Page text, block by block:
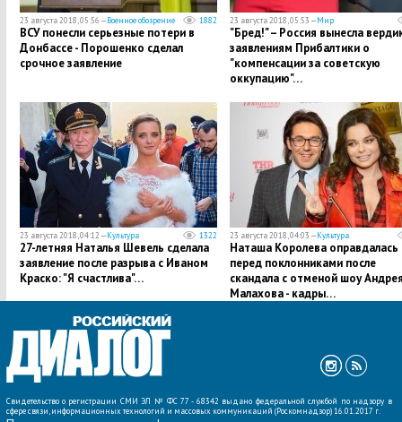
23 августа 2018, 05:56 —Военное обозрение 1882
ВСУ понесли серьезные потери в
Донбассе - Порошенко сделал
срочное заявление
23 августа 2018, 05:53 —Мир
"Бред!" – Россия вынесла
заявлениям Прибалтики о
"компенсации за советскую
оккупацию"…
23 августа 2018, 04:12 —Культура 1322
27-летняя Наталья Шевель сделала
заявление после разрыва с Иваном
Краско: "Я счастлива"…
23 августа 2018, 04:03 —Культура
Наташа Королева оправдалась
перед поклонниками после
скандала с отменой шоу
Малахова - кадры…
Свидетельство о регистрации СМИ ЭЛ № ФС 77 - 68342 выдано федеральной службой по надзору в
сфере связи, информационных технологий и массовых коммуникаций (Роскомнадзор) 16.01.2017 г.